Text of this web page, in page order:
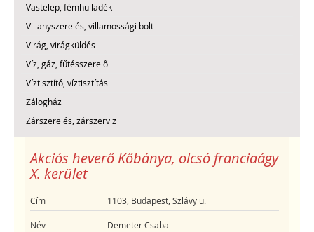
Vastelep, fémhulladék
Villanyszerelés, villamossági bolt
Virág, virágküldés
Víz, gáz, fűtésszerelő
Víztisztító, víztisztítás
Zálogház
Zárszerelés, zárszerviz
Akciós heverő Kőbánya, olcsó franciaágy
X. kerület
Cím 1103, Budapest, Szlávy u.
Név Demeter Csaba